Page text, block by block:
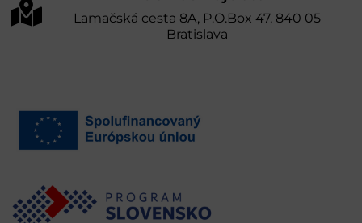
Lamačská cesta 8A, P.O.Box 47, 840 05
Bratislava